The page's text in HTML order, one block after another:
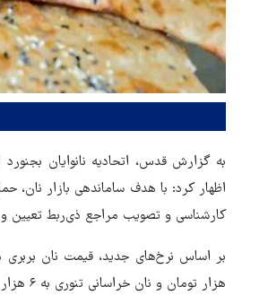
اظهار کرد: با هدف ساماندهی بازار نان،
کارشناسی و تصویب مراجع ذی‌ربط تعیین
هزار تومان و نان خراسانی تنوری به ۶ هزار و ۷۰۰ تومان افزایش یافته است.